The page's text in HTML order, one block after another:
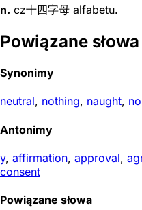
n. cz十四字母 alfabetu.
Powiązane słowa
Synonimy
neutral, nothing, naught,
Antonimy
y, affirmation, approval,
consent
Powiązane słowa